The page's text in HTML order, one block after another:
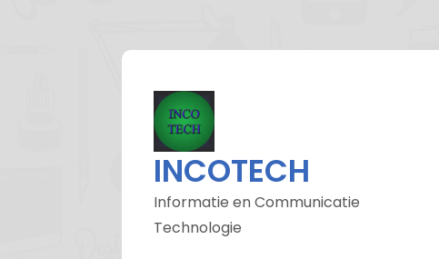
INCOTECH
Informatie en Communicatie
Technologie